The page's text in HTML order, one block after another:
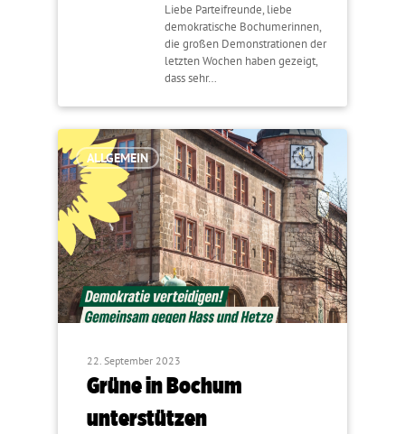
Liebe Parteifreunde, liebe
demokratische Bochumerinnen,
die großen Demonstrationen der
letzten Wochen haben gezeigt,
dass sehr…
ALLGEMEIN
22. September 2023
Grüne in Bochum
unterstützen